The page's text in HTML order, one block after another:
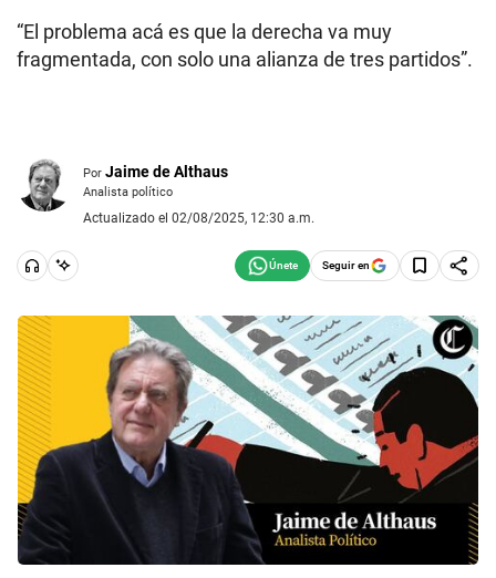
“El problema acá es que la derecha va muy
fragmentada, con solo una alianza de tres partidos”.
Por Jaime de Althaus
Analista político
Actualizado el 02/08/2025, 12:30 a.m.
Seguir en